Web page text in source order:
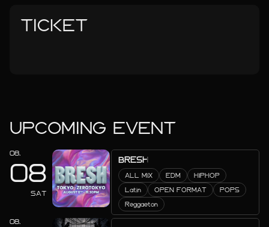
TICKET
UPCOMING EVENT
08.
08
SAT
BRESH
ALL MIX EDM HIPHOP
Latin OPEN FORMAT POPS
Reggaeton
08.